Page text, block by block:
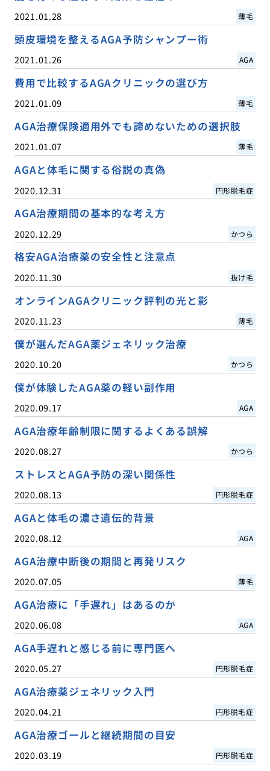
2021.01.28 薄毛
頭皮環境を整えるAGA予防シャンプー術
2021.01.26 AGA
費用で比較するAGAクリニックの選び方
2021.01.09 薄毛
AGA治療保険適用外でも諦めないための選択肢
2021.01.07 薄毛
AGAと体毛に関する俗説の真偽
2020.12.31 円形脱毛症
AGA治療期間の基本的な考え方
2020.12.29 かつら
格安AGA治療薬の安全性と注意点
2020.11.30 抜け毛
オンラインAGAクリニック評判の光と影
2020.11.23 薄毛
僕が選んだAGA薬ジェネリック治療
2020.10.20 かつら
僕が体験したAGA薬の軽い副作用
2020.09.17 AGA
AGA治療年齢制限に関するよくある誤解
2020.08.27 かつら
ストレスとAGA予防の深い関係性
2020.08.13 円形脱毛症
AGAと体毛の濃さ遺伝的背景
2020.08.12 AGA
AGA治療中断後の期間と再発リスク
2020.07.05 薄毛
AGA治療に「手遅れ」はあるのか
2020.06.08 AGA
AGA手遅れと感じる前に専門医へ
2020.05.27 円形脱毛症
AGA治療薬ジェネリック入門
2020.04.21 円形脱毛症
AGA治療ゴールと継続期間の目安
2020.03.19 円形脱毛症